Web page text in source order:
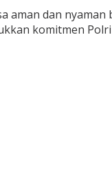
dan
komitmen